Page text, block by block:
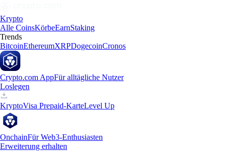
Krypto
Alle CoinsKörbeEarnStaking
Trends
BitcoinEthereumXRPDogecoinCronos
Crypto.com AppFür alltägliche Nutzer
Loslegen
KryptoVisa Prepaid-KarteLevel Up
OnchainFür Web3-Enthusiasten
Erweiterung erhalten